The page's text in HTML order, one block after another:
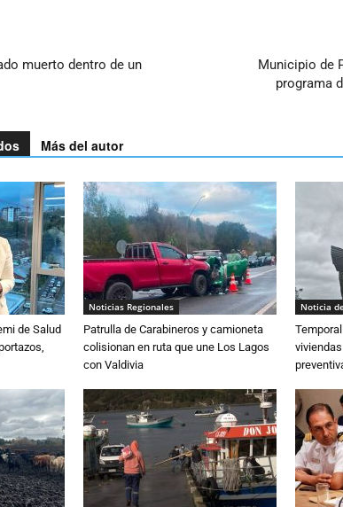
muerto dentro de un
Municipio de
programa
Más del autor
de Salud
Noticias Regionales
Patrulla de Carabineros y camioneta
colisionan en ruta que une Los Lagos
con Valdivia
Noticia